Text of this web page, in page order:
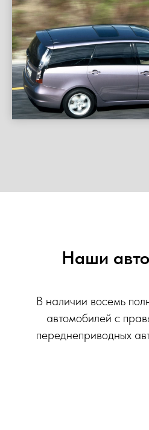
Наши
В наличии восемь
автомобилей с
переднеприводных